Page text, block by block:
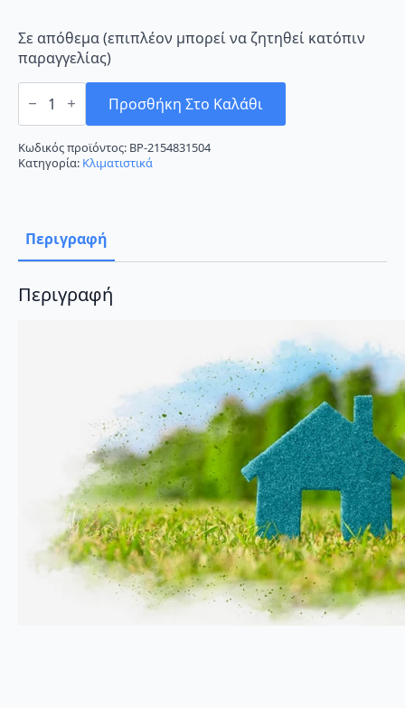
Σε απόθεμα (επιπλέον μπορεί να ζητηθεί κατόπιν
παραγγελίας)
Sendo
Cronus
18/CH2
Κλιματιστικό
Inverter
18000
Προσθήκη Στο Καλάθι
Κωδικός προϊόντος: BP-2154831504
Κατηγορία: Κλιματιστικά
Περιγραφή
Περιγραφή